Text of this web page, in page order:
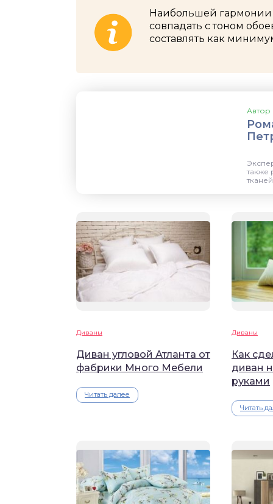
Наибольшей гармонии
совпадать с тоном
составлять как
Автор
также
тканей
Диваны
Диван угловой Атланта от
фабрики Много Мебели
Читать далее
Диваны
Как
диван
руками
Читать